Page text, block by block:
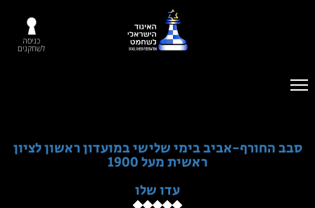
כניסה
לשחקנים
סבב החורף-אביב בימי שלישי במועדון ראשון לציון
ראשית מעל 1900
עדו שלו